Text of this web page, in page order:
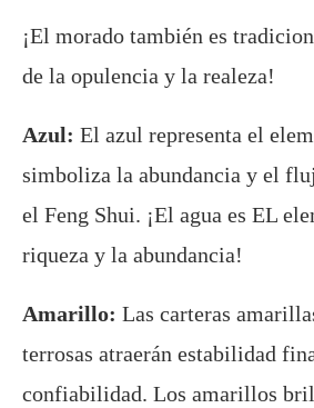
¡El morado también es
de la opulencia y la realeza!
Azul: El azul representa el
simboliza la abundancia y el
el Feng Shui. ¡El agua es EL
riqueza y la abundancia!
Amarillo: Las carteras
terrosas atraerán estabilidad
confiabilidad. Los amarillos